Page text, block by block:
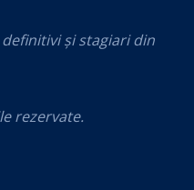
și stagiari din
rezervate.